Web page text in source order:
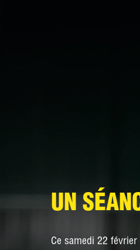
UN
Ce samedi 22